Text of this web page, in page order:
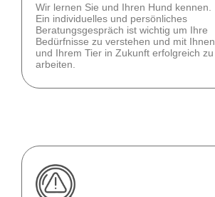
Wir lernen Sie und Ihren Hund kennen.
Ein individuelles und persönliches
Beratungsgespräch ist wichtig um Ihre
Bedürfnisse zu verstehen und mit Ihnen
und Ihrem Tier in Zukunft erfolgreich zu
arbeiten.